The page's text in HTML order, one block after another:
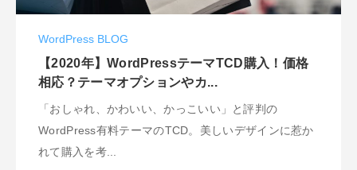
WordPress BLOG
【2020年】WordPressテーマTCD購入！価格
相応？テーマオプションやカ...
「おしゃれ、かわいい、かっこいい」と評判の
WordPress有料テーマのTCD。美しいデザインに惹か
れて購入を考...